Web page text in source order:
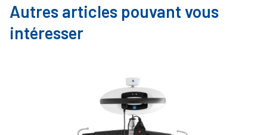
Autres articles pouvant vous
intéresser